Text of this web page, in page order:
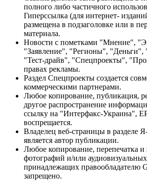
полного либо частичного
Гиперссылка (для интернет-
размещена в подзаголовке или в
материала.
Новости с пометками "Мнение",
"Заявление", "Регионы",
"Тест-драйв", "Спецпроекты",
правах рекламы.
Раздел Спецпроекты создается
коммерческими партнерами.
Любое копирование, публикация,
другое распространение
ссылку на "Интерфакс-Украина",
воспрещается.
Владелец веб-страницы в разделе
является автор публикации.
Любое копирование, перепечатка и
фотографий и/или
принадлежащих правообладателю
запрещено.